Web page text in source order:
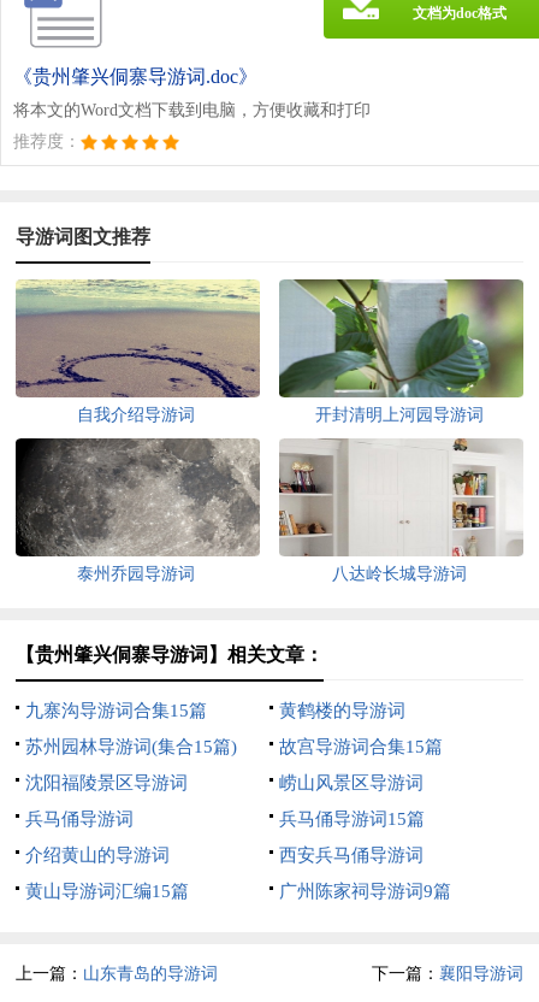
《贵州肇兴侗寨导游词.doc》
将本文的Word文档下载到电脑，方便收藏和打印
推荐度：
文档为doc格式
导游词图文推荐
自我介绍导游词 开封清明上河园导游词
泰州乔园导游词 八达岭长城导游词
【贵州肇兴侗寨导游词】相关文章：
九寨沟导游词合集15篇
黄鹤楼的导游词
苏州园林导游词(集合15篇)
故宫导游词合集15篇
沈阳福陵景区导游词
崂山风景区导游词
兵马俑导游词
兵马俑导游词15篇
介绍黄山的导游词
西安兵马俑导游词
黄山导游词汇编15篇
广州陈家祠导游词9篇
上一篇： 山东青岛的导游词 下一篇： 襄阳导游词